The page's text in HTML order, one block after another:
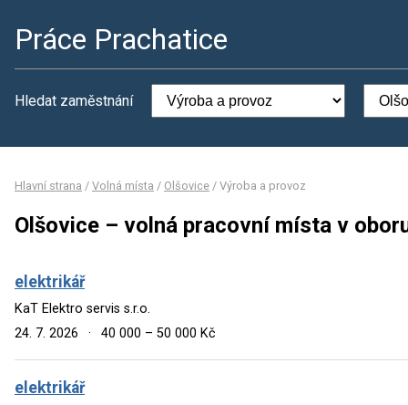
Práce Prachatice
Hledat zaměstnání
Hlavní strana / Volná místa / Olšovice / Výroba a provoz
Olšovice – volná pracovní místa v
elektrikář
KaT Elektro servis s.r.o.
24. 7. 2026
· 40 000 – 50 000 Kč
elektrikář